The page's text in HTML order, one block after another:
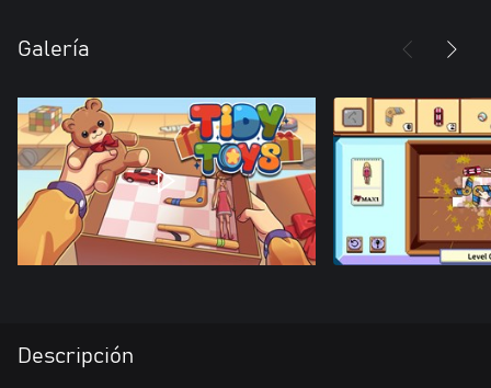
Galería
Descripción